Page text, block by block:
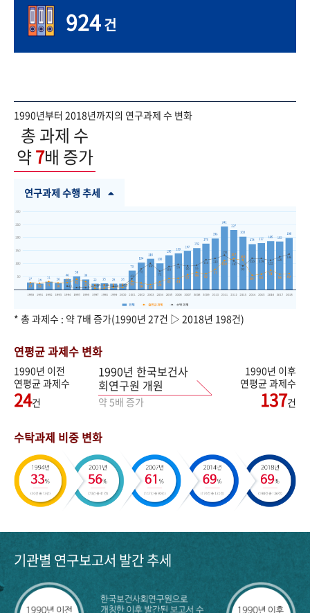
924건
1990년부터 2018년까지의 연구과제 수 변화
총 과제 수
약7배 증가
연구과제 수행 추세
* 총 과제수 : 약 7배 증가(1990년 27건 ▷ 2018년 198건)
연평균 과제수 변화
1990년 이전
연평균 과제수
24건
1990년 한국보건사
회연구원 개원
약 5배 증가
1990년 이후
연평균 과제수
137건
수탁과제 비중 변화
기관별 연구보고서 발간 추세